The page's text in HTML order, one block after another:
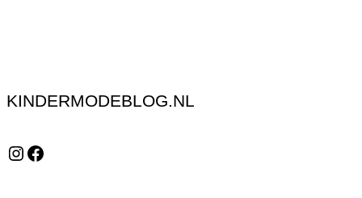
KINDERMODEBLOG.NL
Instagram Facebook